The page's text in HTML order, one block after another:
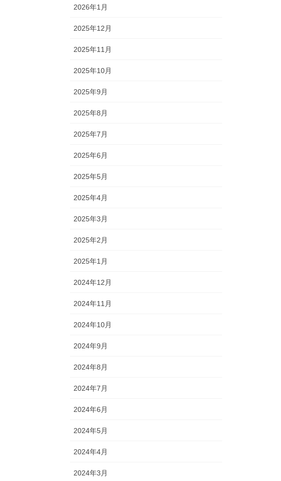
2026年1月
2025年12月
2025年11月
2025年10月
2025年9月
2025年8月
2025年7月
2025年6月
2025年5月
2025年4月
2025年3月
2025年2月
2025年1月
2024年12月
2024年11月
2024年10月
2024年9月
2024年8月
2024年7月
2024年6月
2024年5月
2024年4月
2024年3月